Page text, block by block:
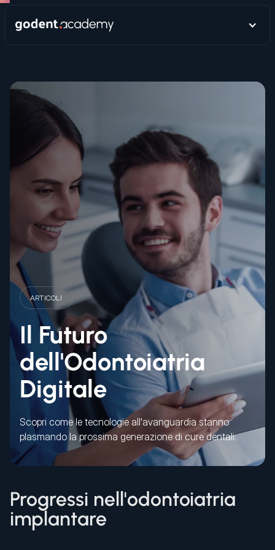
ARTICOLI
Il Futuro
dell'Odontoiatria
Digitale
Scopri come le tecnologie all'avanguardia stanno
plasmando la prossima generazione di cure dentali.
Progressi nell'odontoiatria
implantare